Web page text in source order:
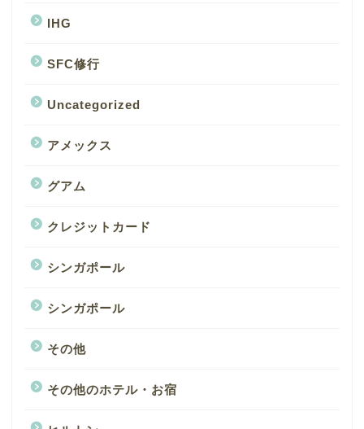
IHG
SFC修行
Uncategorized
アメックス
グアム
クレジットカード
シンガポール
シンガポール
その他
その他のホテル・お宿